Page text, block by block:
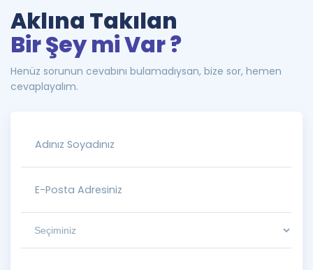
Aklına Takılan
Bir Şey mi Var ?
Henüz sorunun cevabını bulamadıysan, bize sor, hemen
cevaplayalım.